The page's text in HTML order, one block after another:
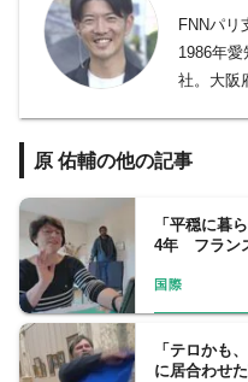
FNNパリ
1986年
社。大阪
と火を放
原 佑輔の他の記事
「平穏に暮
4年 フラン
国際
「テロかも
に居合わせ